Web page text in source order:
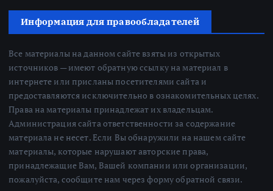
Информация для правообладателей
Все материалы на данном сайте взяты из открытых
источников — имеют обратную ссылку на материал в
интернете или присланы посетителями сайта и
предоставляются исключительно в ознакомительных целях.
Права на материалы принадлежат их владельцам.
Администрация сайта ответственности за содержание
материала не несет. Если Вы обнаружили на нашем сайте
материалы, которые нарушают авторские права,
принадлежащие Вам, Вашей компании или организации,
пожалуйста, сообщите нам через форму обратной связи.